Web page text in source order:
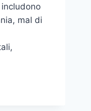
mal di